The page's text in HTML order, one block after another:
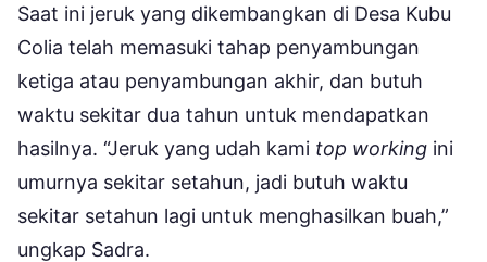
Saat ini jeruk yang dikembangkan di Desa Kubu
Colia telah memasuki tahap penyambungan
ketiga atau penyambungan akhir, dan butuh
waktu sekitar dua tahun untuk mendapatkan
hasilnya. “Jeruk yang udah kami top working ini
umurnya sekitar setahun, jadi butuh waktu
sekitar setahun lagi untuk menghasilkan buah,”
ungkap Sadra.